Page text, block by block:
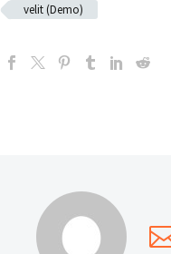
velit (Demo)